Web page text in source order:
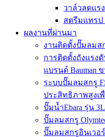
วาล์วลดแรง
สตรีมแทรป
ผลงานที่ผ่านมา
งานติดตั้งปั๊มลมสก
การติดตั้งถังแรงดั
แบรนด์ Bauman
ระบบปั๊มลมสกรู
ประสิทธิภาพสูงเ
ปั๊มน้ำEbara รุ่น
ปั๊มลมสกรู
ปั๊มลมสกรูอินเวอร์